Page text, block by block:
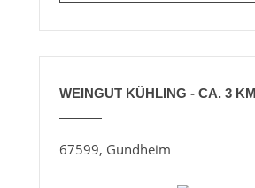
WEINGUT KÜHLING - CA. 3 KM
67599, Gundheim